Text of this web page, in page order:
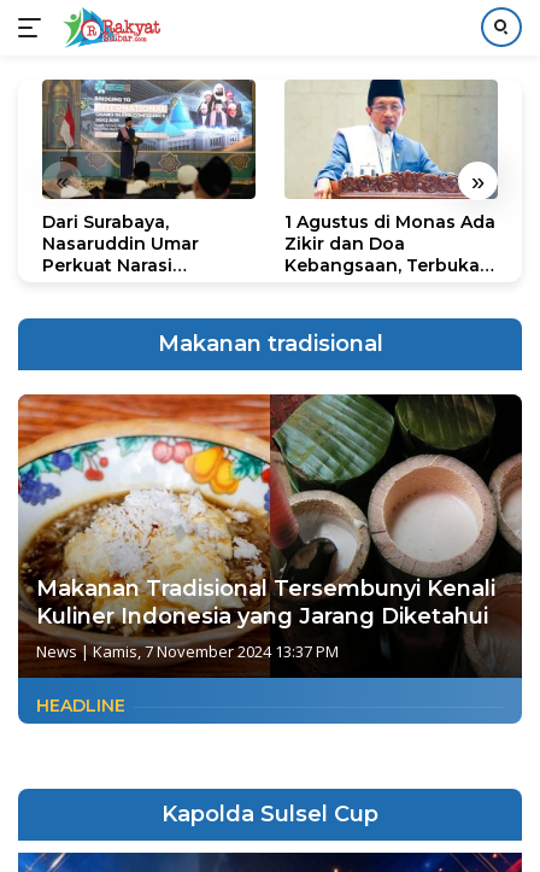
konten
« »
Dari Surabaya,
Nasaruddin Umar
Perkuat Narasi
1 Agustus di Monas Ada
Zikir dan Doa
Kebangsaan, Terbuka
Makanan tradisional
Makanan Tradisional Tersembunyi Kenali
Kuliner Indonesia yang Jarang Diketahui
News|Kamis, 7 November 2024 13:37 PM
HEADLINE
Kapolda Sulsel Cup